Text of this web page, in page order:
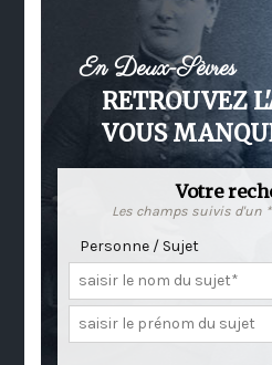
En Deux-Sèvres
RETROUVEZ
VOUS
Votre
Les champs suivis d'un
Personne / Sujet